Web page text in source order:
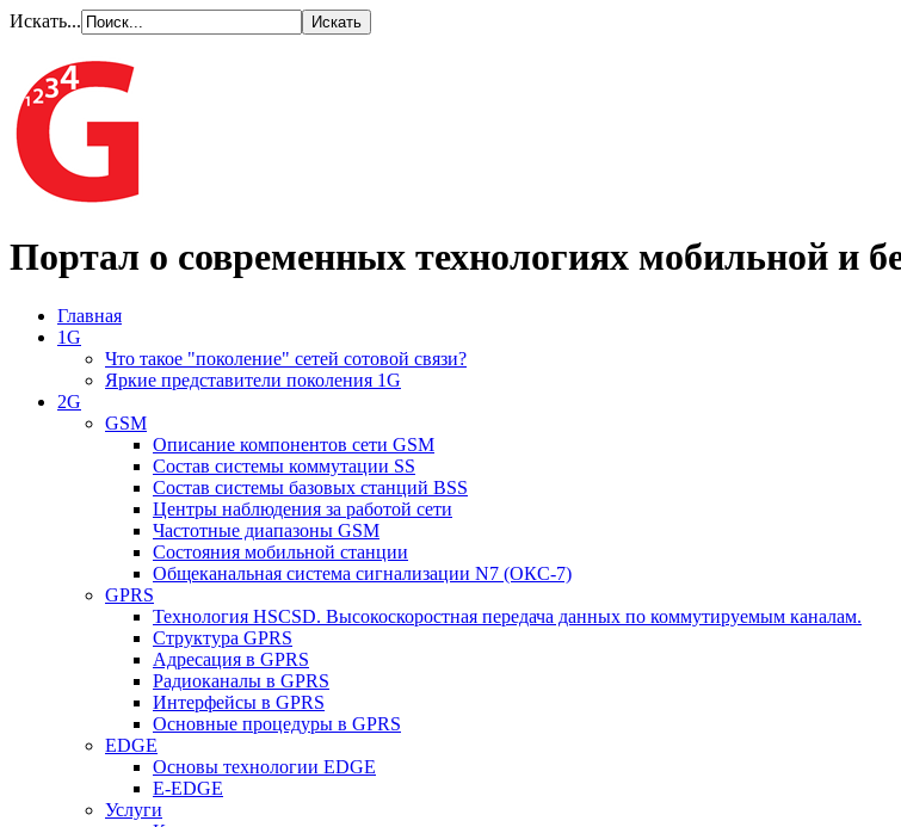
Искать...
Портал о современных технологиях мобильной и
Главная
1G
Что такое "поколение" сетей сотовой связи?
Яркие представители поколения 1G
2G
GSM
Описание компонентов сети GSM
Состав системы коммутации SS
Состав системы базовых станций BSS
Центры наблюдения за работой сети
Частотные диапазоны GSM
Состояния мобильной станции
Общеканальная система сигнализации N7 (ОКС-7)
GPRS
Технология HSCSD. Высокоскоростная передача данных по коммутируемым каналам.
Структура GPRS
Адресация в GPRS
Радиоканалы в GPRS
Интерфейсы в GPRS
Основные процедуры в GPRS
EDGE
Основы технологии EDGE
E-EDGE
Услуги